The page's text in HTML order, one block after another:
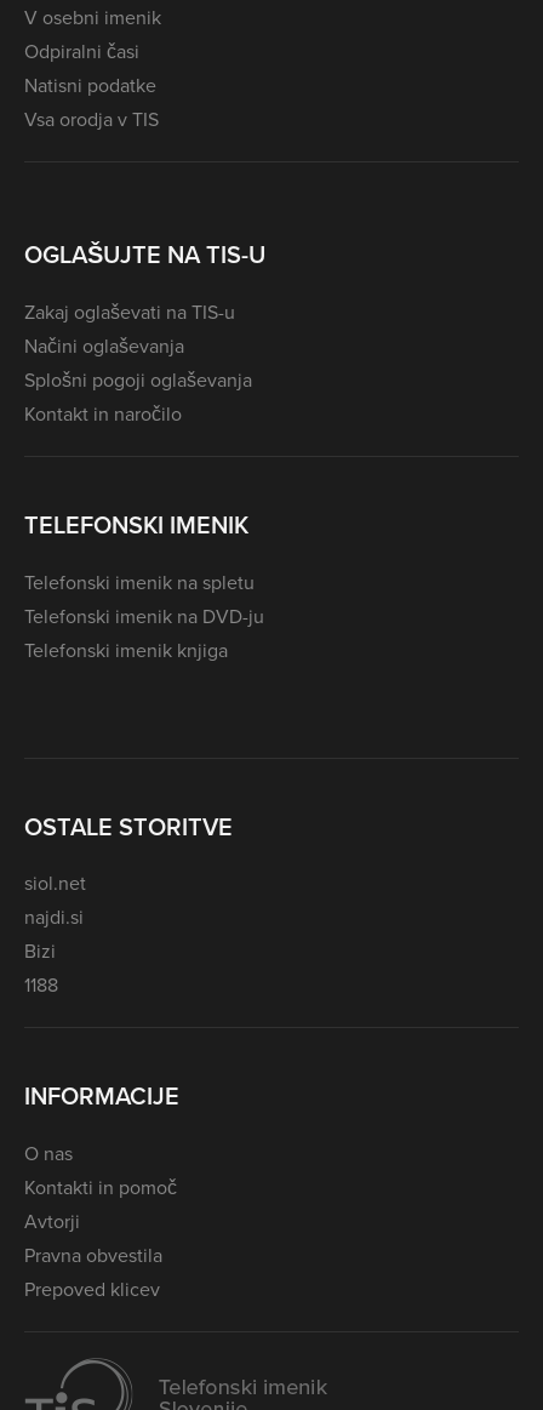
V osebni imenik
Odpiralni časi
Natisni podatke
Vsa orodja v TIS
OGLAŠUJTE NA TIS-U
Zakaj oglaševati na TIS-u
Načini oglaševanja
Splošni pogoji oglaševanja
Kontakt in naročilo
TELEFONSKI IMENIK
Telefonski imenik na spletu
Telefonski imenik na DVD-ju
Telefonski imenik knjiga
OSTALE STORITVE
siol.net
najdi.si
Bizi
1188
INFORMACIJE
O nas
Kontakti in pomoč
Avtorji
Pravna obvestila
Prepoved klicev